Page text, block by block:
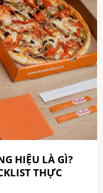
HIỆU LÀ GÌ?
THỰC